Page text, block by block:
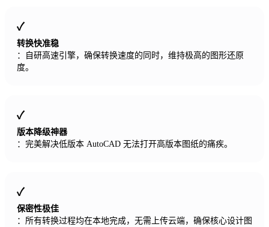
转换快准稳
：自研高速引擎，确保转换速度的同时，维持极高的图形还原
度。
版本降级神器
：完美解决低版本 AutoCAD 无法打开高版本图纸的痛疾。
保密性极佳
：所有转换过程均在本地完成，无需上传云端，确保核心设计图